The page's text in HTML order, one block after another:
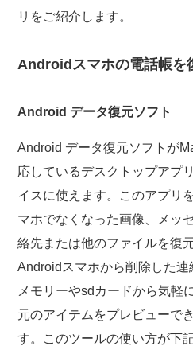
リをご紹介します。
Androidスマホの電話帳を
Android データ復元ソフト
Android データ復元ソフトが
応しているデスクトップアプ
イスに使えます。このアプリ
マホでなくなった画像、メッ
絡先または他のファイルを復
Androidスマホから削除した
メモリーやsdカードから気軽
元のアイテムをプレビューで
す。このツールの使い方が下